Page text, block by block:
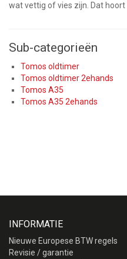
wat vettig of vies zijn. Dat
Sub-categorieën
Tomos oldtimer
Tomos oldtimer 2ehands
Tomos A35
Tomos A35 2ehands
INFORMATIE
Nieuwe Europese BTW regels
Revisie / garantie